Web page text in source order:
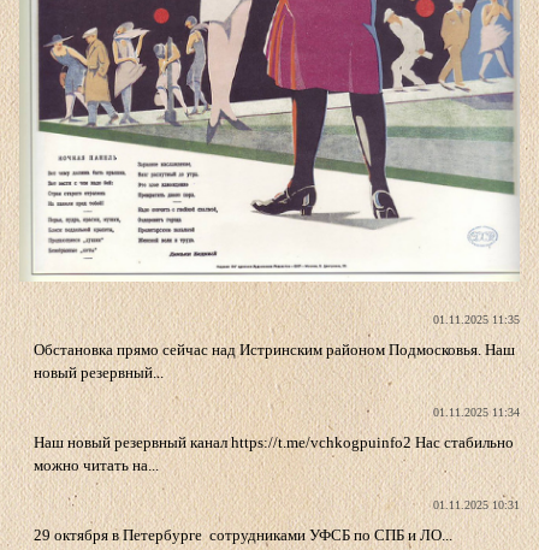
01.11.2025 11:35
Обстановка прямо сейчас над Истринским районом Подмосковья. Наш
новый резервный...
01.11.2025 11:34
Наш новый резервный канал https://t.me/vchkogpuinfo2 Нас стабильно
можно читать на...
01.11.2025 10:31
29 октября в Петербурге сотрудниками УФСБ по СПБ и ЛО...